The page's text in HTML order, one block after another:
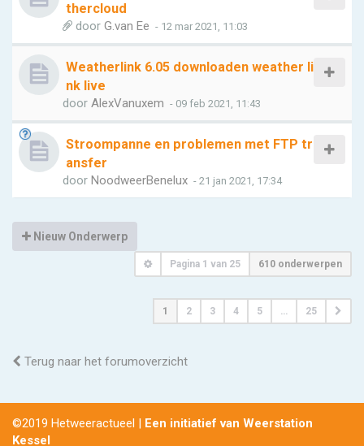
thercloud
door G.van Ee - 12 mar 2021, 11:03
Weatherlink 6.05 downloaden weather li
nk live
door AlexVanuxem - 09 feb 2021, 11:43
Stroompanne en problemen met FTP tr
ansfer
door NoodweerBenelux - 21 jan 2021, 17:34
Nieuw Onderwerp
Pagina 1 van 25 610 onderwerpen
1 2 3 4 5 … 25
Terug naar het forumoverzicht
©2019 Hetweeractueel | Een initiatief van Weerstation
Kessel